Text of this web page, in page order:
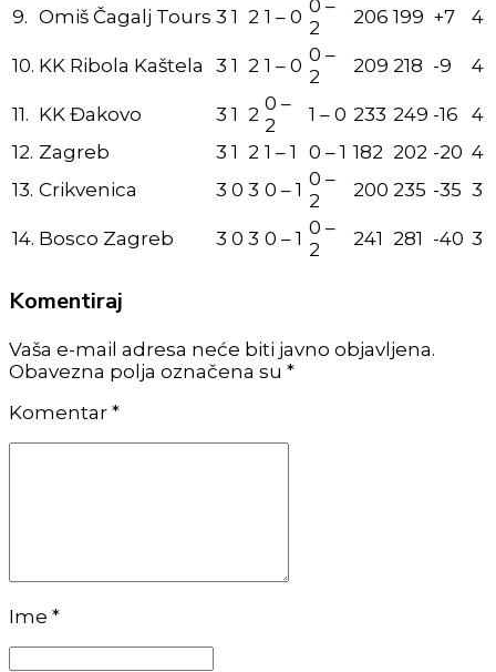
9. Omiš Čagalj Tours 3 1 2 1 – 0 0 –
2
206 199 +7 4
10. KK Ribola Kaštela 3 1 2 1 – 0 0 –
2
209 218 -9 4
11. KK Đakovo 3 1 2 0 –
2
1 – 0 233 249 -16
4
12. Zagreb 3 1 2 1 – 1 0 – 1 182 202 -20 4
13. Crikvenica 3 0 3 0 – 1 0 –
2
200 235 -35 3
14. Bosco Zagreb 3 0 3 0 – 1 0 –
2
241 281 -40 3
Komentiraj
Vaša e-mail adresa neće biti javno objavljena.
Obavezna polja označena su *
Komentar *
Ime *